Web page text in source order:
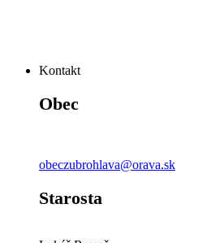
Kontakt
Obec
obeczubrohlava@orava.sk
Starosta